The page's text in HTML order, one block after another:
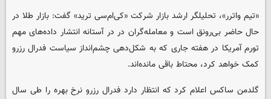
«تیم واترر»، تحلیلگر ارشد بازار شرکت «کی‌ام‌سی ترید» گفت: بازار طلا در
حال حاضر بی‌رونق است و معامله‌گران در در آستانه انتشار داده‌های مهم
تورم آمریکا در هفته جاری که به شکل‌دهی چشم‌انداز سیاست فدرال رزرو
کمک خواهد کرد، محتاط باقی مانده‌اند.
گلدمن ساکس اعلام کرد که انتظار دارد فدرال رزرو نرخ بهره را طی سال